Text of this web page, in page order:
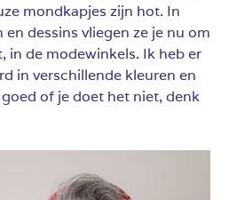
mondkapjes zijn hot. In
dessins vliegen ze je nu om
in de modewinkels. Ik heb er
in verschillende kleuren en
of je doet het niet, denk